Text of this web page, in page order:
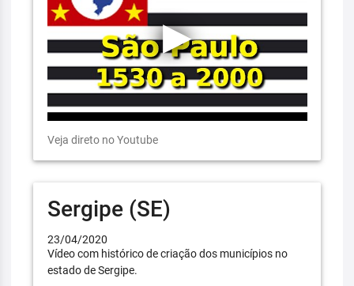
Veja direto no Youtube
Sergipe (SE)
23/04/2020
Vídeo com histórico de criação dos municípios no
estado de Sergipe.